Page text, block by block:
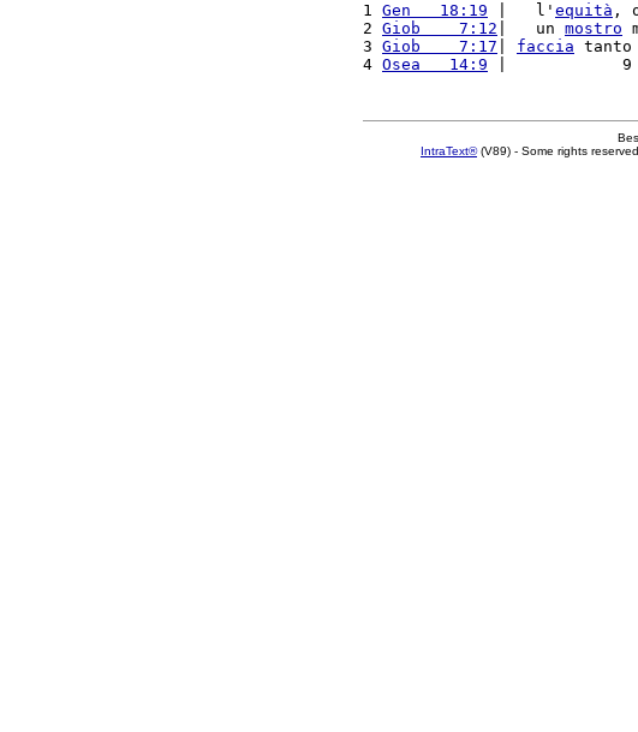
1 Gen   18:19 |   l' equità ,
2 Giob    7:12 |   un mostro
3 Giob    7:17 faccia tanto
4 Osea   14:9 |            9
IntraText®(V89) - Some rights